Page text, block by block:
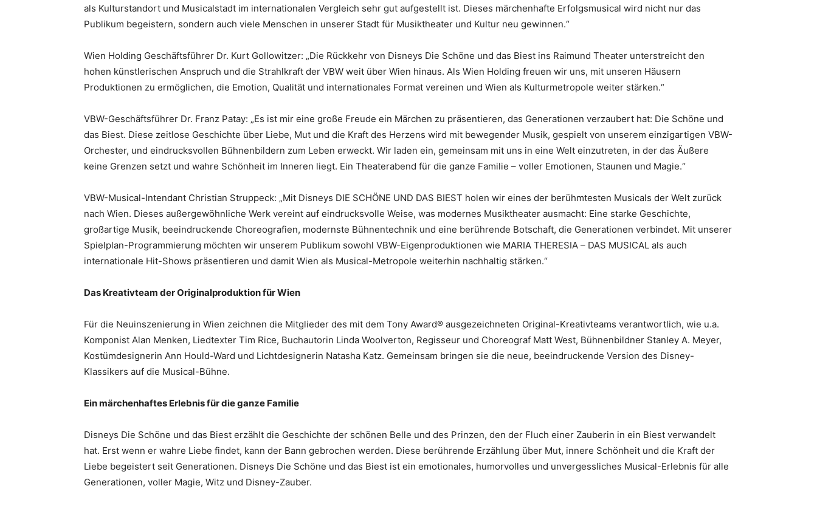
als Kulturstandort und Musicalstadt im internationalen Vergleich sehr gut aufgestellt ist. Dieses märchenhafte Erfolgsmusical wird nicht nur das
Publikum begeistern, sondern auch viele Menschen in unserer Stadt für Musiktheater und Kultur neu gewinnen.“
Wien Holding Geschäftsführer Dr. Kurt Gollowitzer: „Die Rückkehr von Disneys Die Schöne und das Biest ins Raimund Theater unterstreicht den
hohen künstlerischen Anspruch und die Strahlkraft der VBW weit über Wien hinaus. Als Wien Holding freuen wir uns, mit unseren Häusern
Produktionen zu ermöglichen, die Emotion, Qualität und internationales Format vereinen und Wien als Kulturmetropole weiter stärken.“
VBW-Geschäftsführer Dr. Franz Patay: „Es ist mir eine große Freude ein Märchen zu präsentieren, das Generationen verzaubert hat: Die Schöne und
das Biest. Diese zeitlose Geschichte über Liebe, Mut und die Kraft des Herzens wird mit bewegender Musik, gespielt von unserem einzigartigen VBW-
Orchester, und eindrucksvollen Bühnenbildern zum Leben erweckt. Wir laden ein, gemeinsam mit uns in eine Welt einzutreten, in der das Äußere
keine Grenzen setzt und wahre Schönheit im Inneren liegt. Ein Theaterabend für die ganze Familie – voller Emotionen, Staunen und Magie.“
VBW-Musical-Intendant Christian Struppeck: „Mit Disneys DIE SCHÖNE UND DAS BIEST holen wir eines der berühmtesten Musicals der Welt zurück
nach Wien. Dieses außergewöhnliche Werk vereint auf eindrucksvolle Weise, was modernes Musiktheater ausmacht: Eine starke Geschichte,
großartige Musik, beeindruckende Choreografien, modernste Bühnentechnik und eine berührende Botschaft, die Generationen verbindet. Mit unserer
Spielplan-Programmierung möchten wir unserem Publikum sowohl VBW-Eigenproduktionen wie MARIA THERESIA – DAS MUSICAL als auch
internationale Hit-Shows präsentieren und damit Wien als Musical-Metropole weiterhin nachhaltig stärken.“
Das Kreativteam der Originalproduktion für Wien
Für die Neuinszenierung in Wien zeichnen die Mitglieder des mit dem Tony Award® ausgezeichneten Original-Kreativteams verantwortlich, wie u.a.
Komponist Alan Menken, Liedtexter Tim Rice, Buchautorin Linda Woolverton, Regisseur und Choreograf Matt West, Bühnenbildner Stanley A. Meyer,
Kostümdesignerin Ann Hould-Ward und Lichtdesignerin Natasha Katz. Gemeinsam bringen sie die neue, beeindruckende Version des Disney-
Klassikers auf die Musical-Bühne.
Ein märchenhaftes Erlebnis für die ganze Familie
Disneys Die Schöne und das Biest erzählt die Geschichte der schönen Belle und des Prinzen, den der Fluch einer Zauberin in ein Biest verwandelt
hat. Erst wenn er wahre Liebe findet, kann der Bann gebrochen werden. Diese berührende Erzählung über Mut, innere Schönheit und die Kraft der
Liebe begeistert seit Generationen. Disneys Die Schöne und das Biest ist ein emotionales, humorvolles und unvergessliches Musical-Erlebnis für alle
Generationen, voller Magie, Witz und Disney-Zauber.